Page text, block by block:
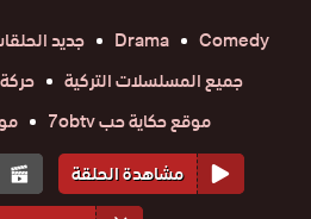
Comedy
Drama جديد
جميع المسلسلات التركية
حركة
موقع حكاية حب 7obtv
مشاهدة الحلقة